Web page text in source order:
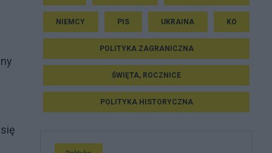
NIEMCY PIS UKRAINA KO
POLITYKA ZAGRANICZNA
ŚWIĘTA, ROCZNICE
POLITYKA HISTORYCZNA